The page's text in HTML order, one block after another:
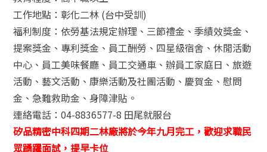
工作地點：彰化二林 (台中受訓)
福利制度：依勞基法規定辦理、三節禮金、季績效獎金、
提案獎金、專利獎金、員工酬勞、四星級宿舍、休閒活動
中心、員工美味餐廳、員工交通車、辦員工家庭日、旅遊
活動、藝文活動、康樂活動及社團活動、慶賀金、慰問
金、急難救助金、身障津貼。
連絡電話：04-8836577-8 田尾就服台
矽品精密中科四期二林廠將於今年九月完工，歡迎求職民
眾踴躍面試，提早卡位